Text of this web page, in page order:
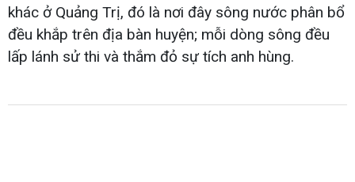
khác ở Quảng Trị, đó là nơi đây sông nước phân bổ
đều khắp trên địa bàn huyện; mỗi dòng sông đều
lấp lánh sử thi và thắm đỏ sự tích anh hùng.